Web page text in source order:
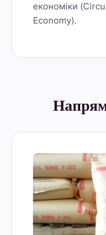
економіки
Economy).